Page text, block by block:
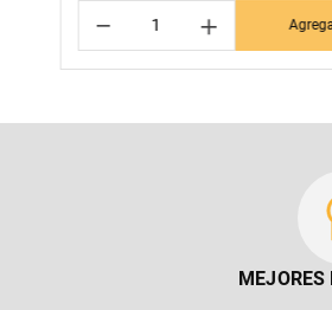
＋
－
MEJORES